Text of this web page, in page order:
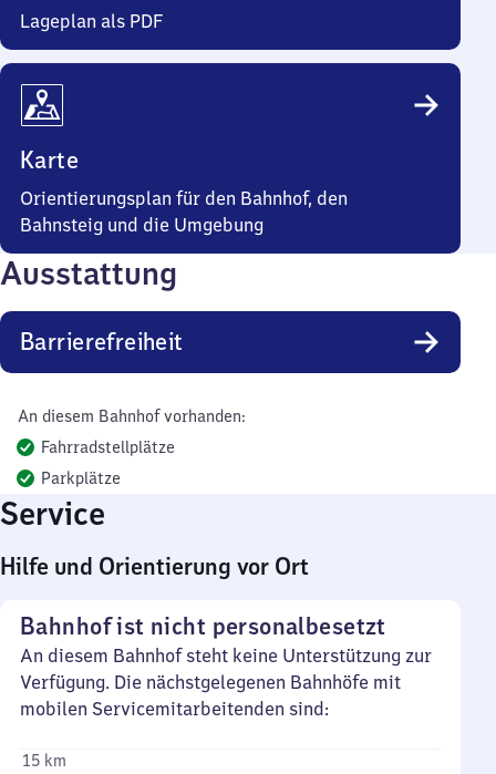
Lageplan als PDF
Karte
Orientierungsplan für den Bahnhof, den
Bahnsteig und die Umgebung
Ausstattung
Barrierefreiheit
An diesem Bahnhof vorhanden:
Fahrradstellplätze
Parkplätze
Service
Hilfe und Orientierung vor Ort
Bahnhof ist nicht personalbesetzt
An diesem Bahnhof steht keine Unterstützung zur
Verfügung. Die nächstgelegenen Bahnhöfe mit
mobilen Servicemitarbeitenden sind:
15 km